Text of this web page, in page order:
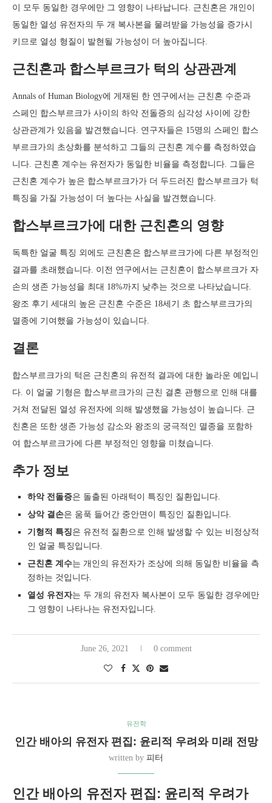
이 모두 동일한 경우에만 그 영향이 나타납니다. 근친혼은 개인이
동일한 열성 유전자의 두 개 복사본을 물려받을 가능성을 증가시
키므로 열성 형질이 발현될 가능성이 더 높아집니다.
근친혼과 합스부르크가 턱의 상관관계
Annals of Human Biology에 게재된 한 연구에서는 근친혼 수준과
스페인 합스부르크가 사이의 하악 전돌증의 심각성 사이에 강한
상관관계가 있음을 발견했습니다. 연구자들은 15명의 스페인 합스
부르크가의 초상화를 분석하고 그들의 근친혼 계수를 측정하였습
니다. 근친혼 계수는 유전자가 동일한 비율을 측정합니다. 그들은
근친혼 계수가 높은 합스부르크가가 더 두드러진 합스부르크가 턱
특징을 가질 가능성이 더 높다는 사실을 발견했습니다.
합스부르크가에 대한 근친혼의 영향
독특한 얼굴 특징 외에도 근친혼은 합스부르크가에 다른 부정적인
결과를 초래했습니다. 이전 연구에서는 근친혼이 합스부르크가 자
손의 생존 가능성을 최대 18%까지 낮추는 것으로 나타났습니다.
왕조 후기 세대의 높은 근친혼 수준은 18세기 초 합스부르크가의
멸종에 기여했을 가능성이 있습니다.
결론
합스부르크가의 턱은 근친혼의 유전적 결과에 대한 놀라운 예입니
다. 이 얼굴 기형은 합스부르크가의 근친 결혼 관행으로 인해 대를
거쳐 전달된 열성 유전자에 의해 발생했을 가능성이 높습니다. 근
친혼은 또한 생존 가능성 감소와 왕조의 궁극적인 멸종을 포함하
여 합스부르크가에 다른 부정적인 영향을 미쳤습니다.
추가 정보
하악 전돌증은 돌출된 아래턱이 특징인 질환입니다.
상악 결손은 움푹 들어간 중안면이 특징인 질환입니다.
기형적 특징은 유전적 질환으로 인해 발생할 수 있는 비정상적
인 얼굴 특징입니다.
근친혼 계수는 개인의 유전자가 조상에 의해 동일한 비율을 측
정하는 것입니다.
열성 유전자는 두 개의 유전자 복사본이 모두 동일한 경우에만
그 영향이 나타나는 유전자입니다.
June 26, 2021 0 comment
유전학
인간 배아의 유전자 편집: 윤리적 우려와 미래 전망
written by 피터
인간 배아의 유전자 편집: 윤리적 우려가